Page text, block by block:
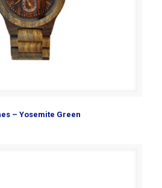
– Yosemite Green